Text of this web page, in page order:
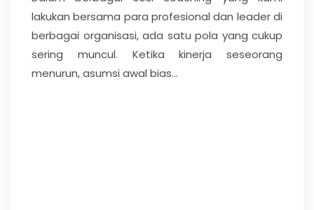
lakukan bersama para profesional dan leader di
berbagai organisasi, ada satu pola yang cukup
sering muncul. Ketika kinerja seseorang
menurun, asumsi awal bias...